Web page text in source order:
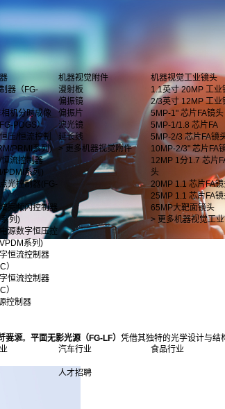
器（FG-
机分时成像
PDGS）
压/恒流控制
PRMI系列)
流控制器
PDMI系列)
光控制器(FG-
亮频闪控制器
列)
源数字恒压控
系列)
恒流控制器
）
恒流控制器
）
控制器
机器视觉附件
漫射板
偏振镜
偏振片
滤光镜
延长线
> 更多机器视觉附件
机器视觉工业镜头
1.1英寸 20MP 工业
2/3英寸 12MP 工业
5MP-1" 芯片FA镜头
5MP-1/1.8 芯片FA
5MP-2/3 芯片FA镜
10MP-2/3" 芯片FA
12MP 1分1.7 芯片
头
20MP 1.1 芯片FA
25MP 1.1 芯片FA
65MP大靶面镜头
> 更多机器视觉工
光源
汽车行业 食品行业
人才招聘
求。 平面无影光源（FG-LF） 凭借其独特的光学设计与结